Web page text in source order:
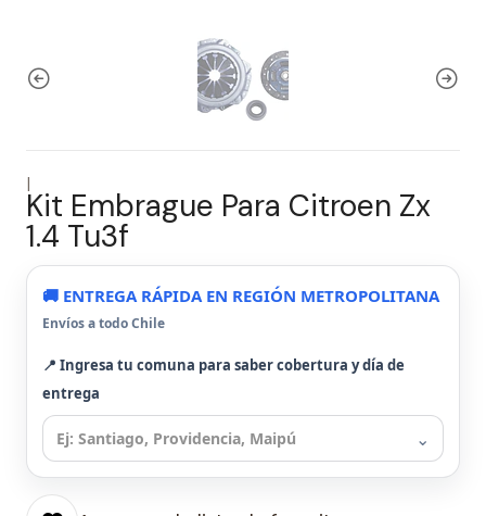
|
Kit Embrague Para Citroen Zx
1.4 Tu3f
🚚 ENTREGA RÁPIDA EN REGIÓN METROPOLITANA
Envíos a todo Chile
📍 Ingresa tu comuna para saber cobertura y día de
entrega
⌄